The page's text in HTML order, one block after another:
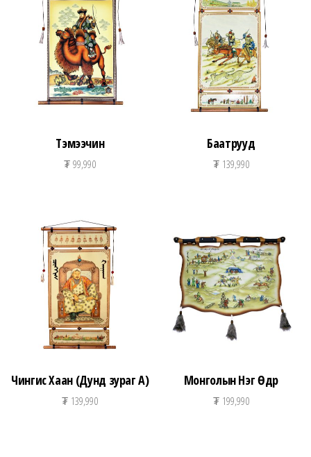
Тэмээчин
₮99,990
Баатрууд
₮139,990
Чингис Хаан (Дунд зураг А)
₮ 139,990
Монголын Нэг Өдөр
₮199,990